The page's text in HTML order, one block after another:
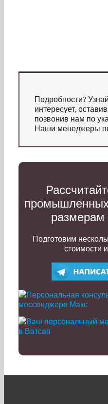
Подробности?
интересует,
позвонив нам по
Наши менеджеры
размерам
Подготовим
стоимости